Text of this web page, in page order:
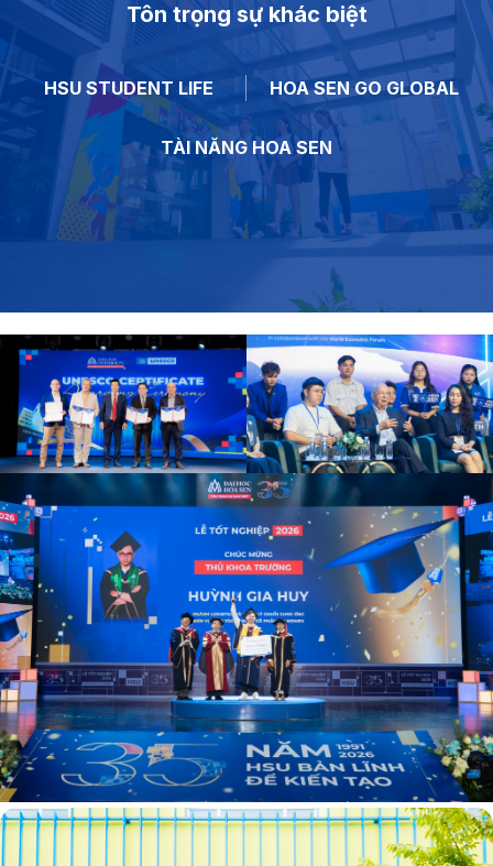
Tôn trọng sự khác biệt
HSU STUDENT LIFE HOA SEN GO GLOBAL
TÀI NĂNG HOA SEN